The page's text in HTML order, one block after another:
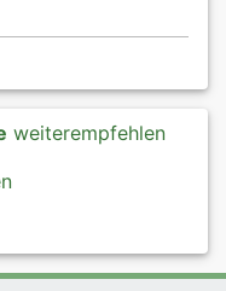
weiterempfehlen